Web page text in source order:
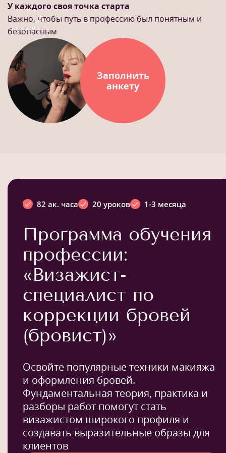
У каждого своя точка старта
Важно, чтобы путь в профессию был понятным и
безопасным
Заполнить
анкету
82 ак. часа 20 уроков 1-3 месяца
Программа обучения
профессии:
«Визажист-
специалист по
коррекции бровей
(бровист)»
Освойте популярные техники макияжа
и оформления бровей.
Фундаментальная теория, практика и
разборы работ помогут стать
визажистом широкого профиля и
создавать выразительные образы для
клиентов